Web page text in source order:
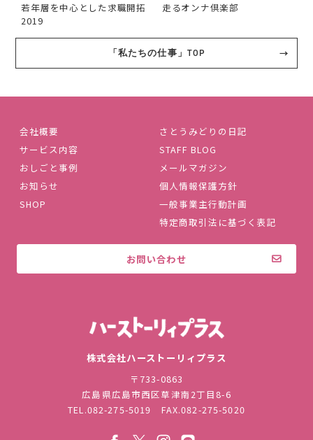
若年層を中心とした求職開拓
2019
走るオンナ倶楽部
「私たちの仕事」TOP
会社概要
サービス内容
おしごと事例
お知らせ
SHOP
さとうみどりの日記
STAFF BLOG
メールマガジン
個人情報保護方針
一般事業主行動計画
特定商取引法に基づく表記
お問い合わせ
株式会社ハーストーリィプラス
〒733-0863
広島県広島市西区草津南2丁目8-6
TEL.082-275-5019 FAX.082-275-5020